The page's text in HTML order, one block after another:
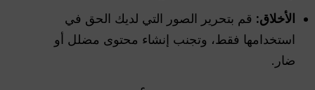
الأخلاق: قم بتحرير الصور التي لديك الحق في
استخدامها فقط، وتجنب إنشاء محتوى مضلل أو
ضار.